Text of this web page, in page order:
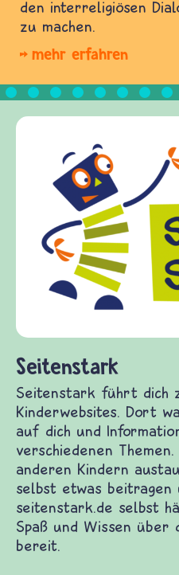
den interreligiösen
zu machen.
mehr erfahren
Frieden Fragen
frieden-fragen.de ist
Kinder, Eltern und
Fragen von Krieg und
Gewalt informiert und
diesem
fragen.de bietet
und Frieden, Streit und